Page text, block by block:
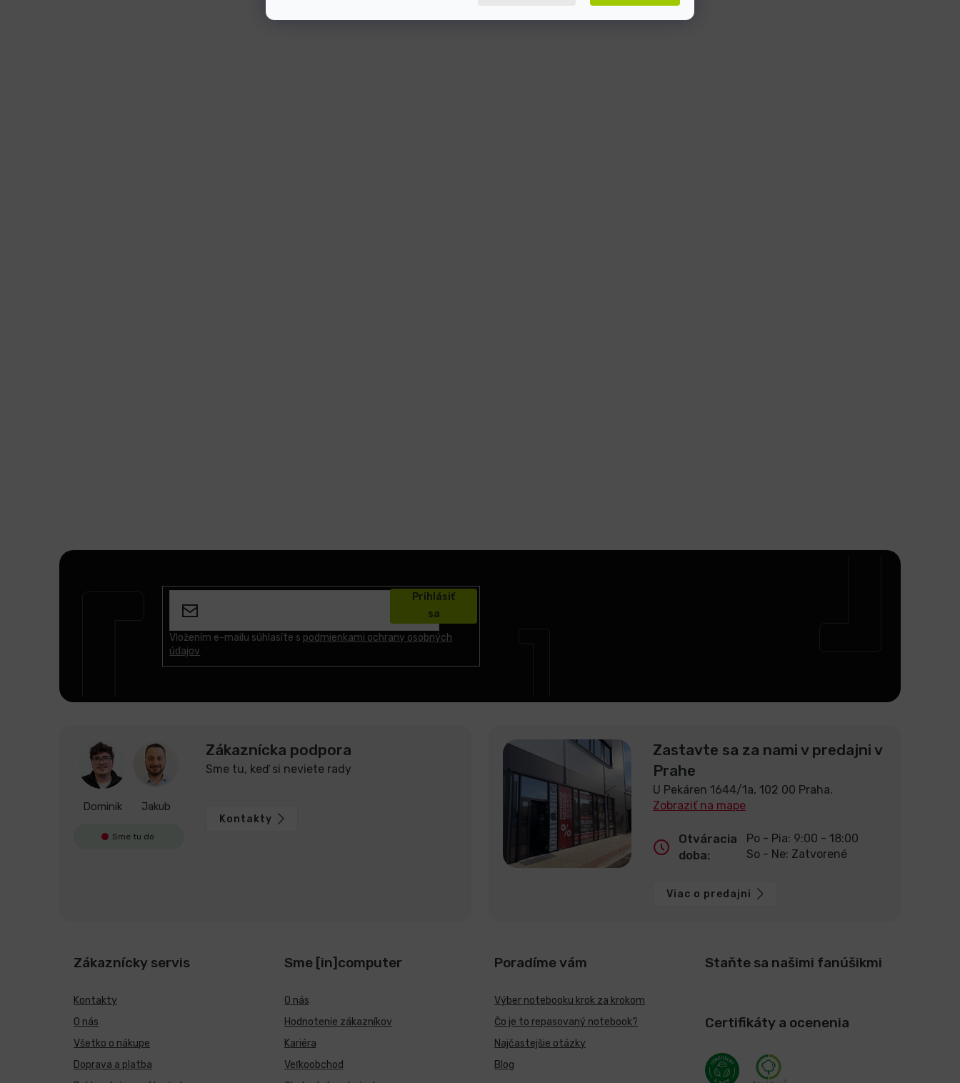
Vložením e-mailu súhlasíte s podmienkami ochrany osobných
údajov
Prihlásiť
sa
Dominik Jakub
Sme tu do
Zákaznícka podpora
Sme tu, keď si neviete rady
Kontakty
Zastavte sa za nami v predajni v
Prahe
U Pekáren 1644/1a, 102 00 Praha.
Zobraziť na mape
Otváracia
doba:
Po - Pia: 9:00 - 18:00
So - Ne: Zatvorené
Viac o predajni
Zákaznícky servis
Kontakty
O nás
Všetko o nákupe
Doprava a platba
Sme [in]computer
O nás
Hodnotenie zákazníkov
Kariéra
Veľkoobchod
Poradíme vám
Výber notebooku krok za krokom
Čo je to repasovaný notebook?
Najčastejšie otázky
Blog
Staňte sa našimi fanúšikmi
Certifikáty a ocenenia